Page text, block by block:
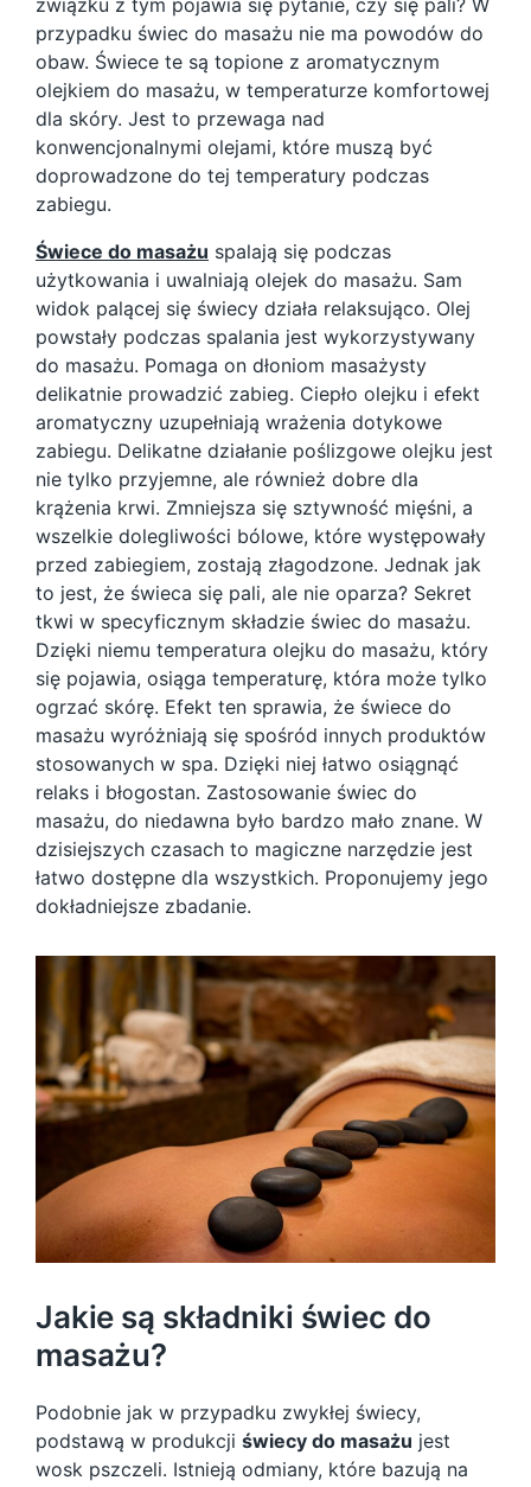
związku z tym pojawia się pytanie, czy się pali? W
przypadku świec do masażu nie ma powodów do
obaw. Świece te są topione z aromatycznym
olejkiem do masażu, w temperaturze komfortowej
dla skóry. Jest to przewaga nad
konwencjonalnymi olejami, które muszą być
doprowadzone do tej temperatury podczas
zabiegu.
Świece do masażu spalają się podczas
użytkowania i uwalniają olejek do masażu. Sam
widok palącej się świecy działa relaksująco. Olej
powstały podczas spalania jest wykorzystywany
do masażu. Pomaga on dłoniom masażysty
delikatnie prowadzić zabieg. Ciepło olejku i efekt
aromatyczny uzupełniają wrażenia dotykowe
zabiegu. Delikatne działanie poślizgowe olejku jest
nie tylko przyjemne, ale również dobre dla
krążenia krwi. Zmniejsza się sztywność mięśni, a
wszelkie dolegliwości bólowe, które występowały
przed zabiegiem, zostają złagodzone. Jednak jak
to jest, że świeca się pali, ale nie oparza? Sekret
tkwi w specyficznym składzie świec do masażu.
Dzięki niemu temperatura olejku do masażu, który
się pojawia, osiąga temperaturę, która może tylko
ogrzać skórę. Efekt ten sprawia, że świece do
masażu wyróżniają się spośród innych produktów
stosowanych w spa. Dzięki niej łatwo osiągnąć
relaks i błogostan. Zastosowanie świec do
masażu, do niedawna było bardzo mało znane. W
dzisiejszych czasach to magiczne narzędzie jest
łatwo dostępne dla wszystkich. Proponujemy jego
dokładniejsze zbadanie.
Jakie są składniki świec do
masażu?
Podobnie jak w przypadku zwykłej świecy,
podstawą w produkcji świecy do masażu jest
wosk pszczeli. Istnieją odmiany, które bazują na